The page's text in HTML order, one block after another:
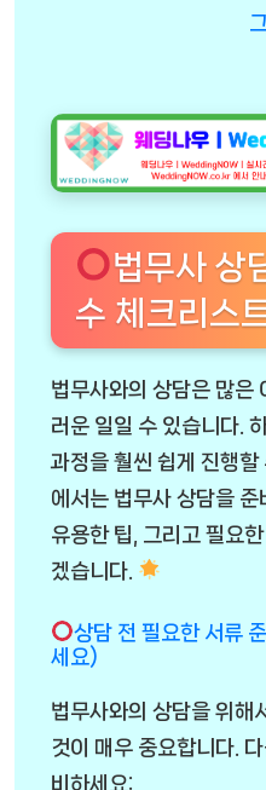
그
법무사 상
수 체크리스
법무사와의 상담은 많은
러운 일일 수 있습니다.
과정을 훨씬 쉽게 진행할
에서는 법무사 상담을 준
유용한 팁, 그리고 필요
겠습니다.
상담 전 필요한 서류 준
세요)
법무사와의 상담을 위해
것이 매우 중요합니다.
비하세요: